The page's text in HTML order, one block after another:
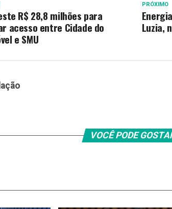
PRÓXIMO
Luzia,
R$ 28,8 milhões para
acesso entre Cidade do
e SMU
VOCÊ PODE